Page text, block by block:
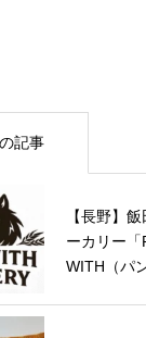
記事
【長野】
ーカリー「
WITH（パ